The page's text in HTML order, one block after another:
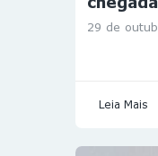
29 de
Leia Mais